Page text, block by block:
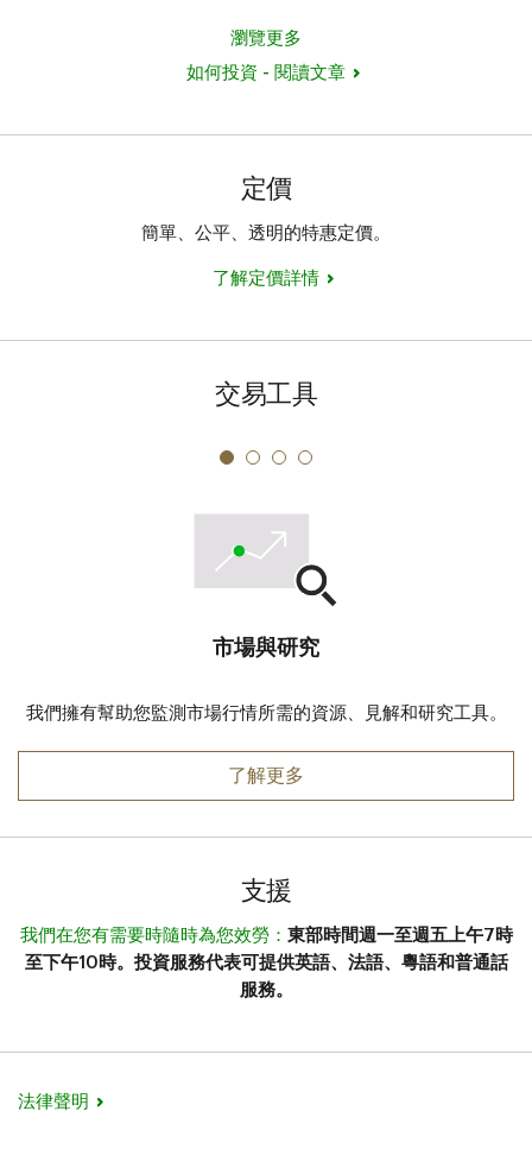
瀏覽更多
如何投資 - 閱讀文章
定價
簡單、公平、透明的特惠定價。
了解定價詳情
交易工具
市場與研究
我們擁有幫助您監測市場行情所需的資源、見解和研究工具。
市場與研究
了解更多
支援
我們在您有需要時隨時為您效勞： 東部時間週一至週五上午7時
至下午10時。投資服務代表可提供英語、法語、粵語和普通話
服務。
法律聲明